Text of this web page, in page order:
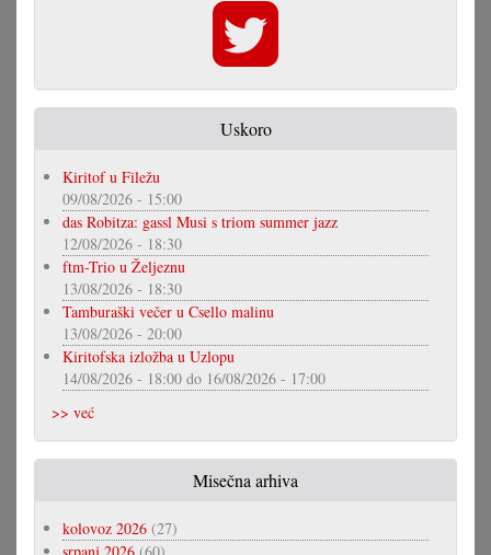
Uskoro
Kiritof u Filežu
09/08/2026 - 15:00
das Robitza: gassl Musi s triom summer jazz
12/08/2026 - 18:30
ftm-Trio u Željeznu
13/08/2026 - 18:30
Tamburaški večer u Csello malinu
13/08/2026 - 20:00
Kiritofska izložba u Uzlopu
14/08/2026 - 18:00 do 16/08/2026 - 17:00
>> već
Misečna arhiva
kolovoz 2026 (27)
srpanj 2026 (60)